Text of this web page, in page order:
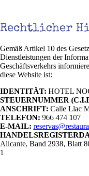
Rechtlicher
Gemäß Artikel 10 des
Dienstleistungen der
Geschäftsverkehrs
diese Website ist:
IDENTITÄT: HOTEL
STEUERNUMMER
ANSCHRIFT: Calle Llac
TELEFON: 966 474 107
E-MAIL:
Alicante, Band 2938, Blatt
1